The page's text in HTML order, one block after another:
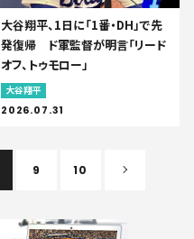
大谷翔平、1日に「1番・DH」で先
発復帰 ド軍監督が明言「リード
オフ、トゥモロー」
大谷翔平
2026.07.31
9 10